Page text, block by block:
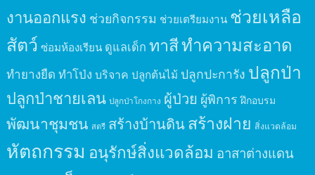
งานออกแรง ช่วยกิจกรรม ช่วยเตรียมงาน ช่วยเหลือ
สัตว์ ซ่อมห้องเรียน ดูแลเด็ก ทาสีทำความสะอาด
ทำยางยืด ทำโป่ง บริจาค ปลูกต้นไม้ ปลูกปะการัง ปลูกป่า
ปลูกป่าชายเลน ปลูกป่าโกงกาง ผู้ป่วย ผู้พิการ ฝึกอบรม
พัฒนาชุมชน สตรี สร้างบ้านดินสร้างฝาย สิ่งแวดล้อม
หัตถกรรม อนุรักษ์สิ่งแวดล้อม อาสาต่างแดน